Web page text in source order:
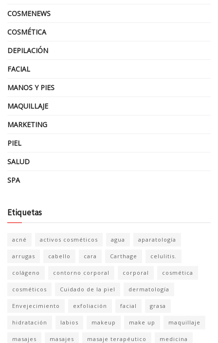
COSMENEWS
COSMÉTICA
DEPILACIÓN
FACIAL
MANOS Y PIES
MAQUILLAJE
MARKETING
PIEL
SALUD
SPA
Etiquetas
acné activos cosméticos agua aparatología
arrugas cabello cara Carthage celulitis.
colágeno contorno corporal corporal cosmética
cosméticos Cuidado de la piel dermatología
Envejecimiento exfoliación facial grasa
hidratación labios makeup make up maquillaje
masajes masajes masaje terapéutico medicina